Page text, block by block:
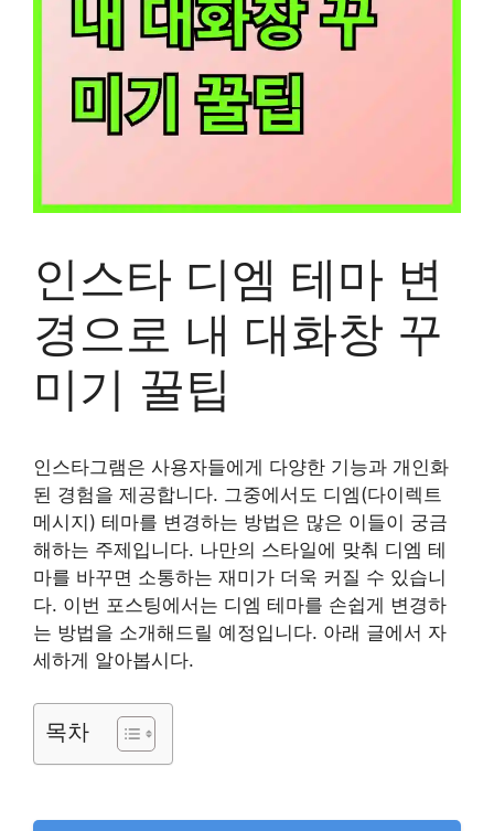
인스타 디엠 테마 변
경으로 내 대화창 꾸
미기 꿀팁
인스타그램은 사용자들에게 다양한 기능과 개인화
된 경험을 제공합니다. 그중에서도 디엠(다이렉트
메시지) 테마를 변경하는 방법은 많은 이들이 궁금
해하는 주제입니다. 나만의 스타일에 맞춰 디엠 테
마를 바꾸면 소통하는 재미가 더욱 커질 수 있습니
다. 이번 포스팅에서는 디엠 테마를 손쉽게 변경하
는 방법을 소개해드릴 예정입니다. 아래 글에서 자
세하게 알아봅시다.
목차